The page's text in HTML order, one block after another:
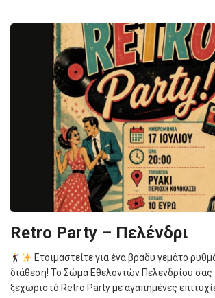
Retro Party – Πελένδρι
Ετοιμαστείτε για ένα βράδυ γεμάτο
διάθεση! Το Σώμα Εθελοντών Πελενδρίου σας
ξεχωριστό Retro Party με αγαπημένες